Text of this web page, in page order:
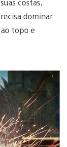
dominar
topo e